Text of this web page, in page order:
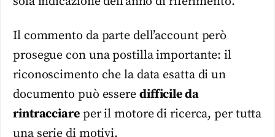
Il commento da parte dell’account però
prosegue con una postilla importante: il
riconoscimento che la data esatta di un
documento può essere difficile da
rintracciareper il motore di ricerca, per tutta
una serie di motivi.